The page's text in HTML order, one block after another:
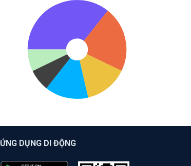
ỨNG DỤNG DI ĐỘNG